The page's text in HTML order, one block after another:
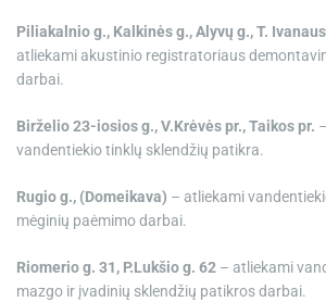
Piliakalnio g., Kalkinės g., Alyvų g., T.
atliekami akustinio registratoriaus
darbai.
Birželio 23-iosios g., V.Krėvės pr., Taikos pr.
vandentiekio tinklų sklendžių patikra.
Rugio g., (Domeikava) – atliekami
mėginių paėmimo darbai.
Riomerio g. 31, P.Lukšio g. 62 – atliekami
mazgo ir įvadinių sklendžių patikros darbai.